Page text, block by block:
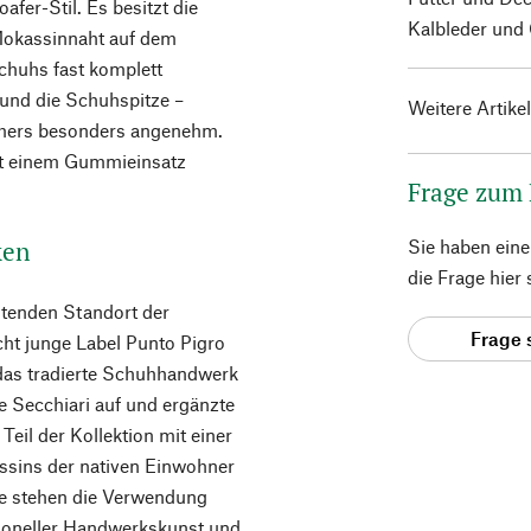
Stil. Es besitzt die
auf dem
fast komplett
die Schuhspitze –
besonders angenehm.
einem Gummieinsatz
Standort der
junge Label Punto Pigro
tradierte Schuhhandwerk
Secchiari auf und ergänzte
der Kollektion mit einer
der nativen Einwohner
stehen die Verwendung
Kalbleder
Weitere
Frage
Sie haben
die Frage hier
Frage